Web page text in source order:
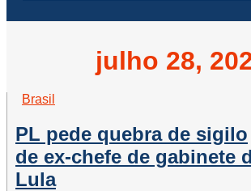
julho 28,
Brasil
PL pede quebra de sigilo
de ex-chefe de gabinete
Lula